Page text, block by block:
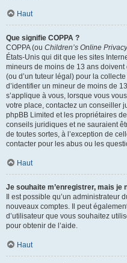
Haut
Que signifie COPPA ?
COPPA (ou Children’s Online
États-Unis qui dit que les sites
mineurs de moins de 13 ans
(ou d’un tuteur légal) pour la
d’identifier un mineur de moins de
s’applique à vous, lorsque vous
votre place, contactez un conseiller
phpBB Limited et les propriétaires
conseils juridiques et ne sauraient
de toutes sortes, à l’exception de
contacter pour les abus ou les
Haut
Je souhaite m’enregistrer, mais je
Il est possible qu’un administrateur
nouveaux comptes. Il peut
d’utilisateur que vous souhaitez
pour obtenir de l’aide.
Haut